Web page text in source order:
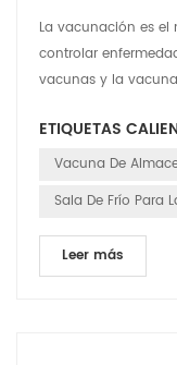
La vacunación es el
controlar
vacunas y la
ETIQUETAS
Vacuna De
Sala De Frío Para
Leer más